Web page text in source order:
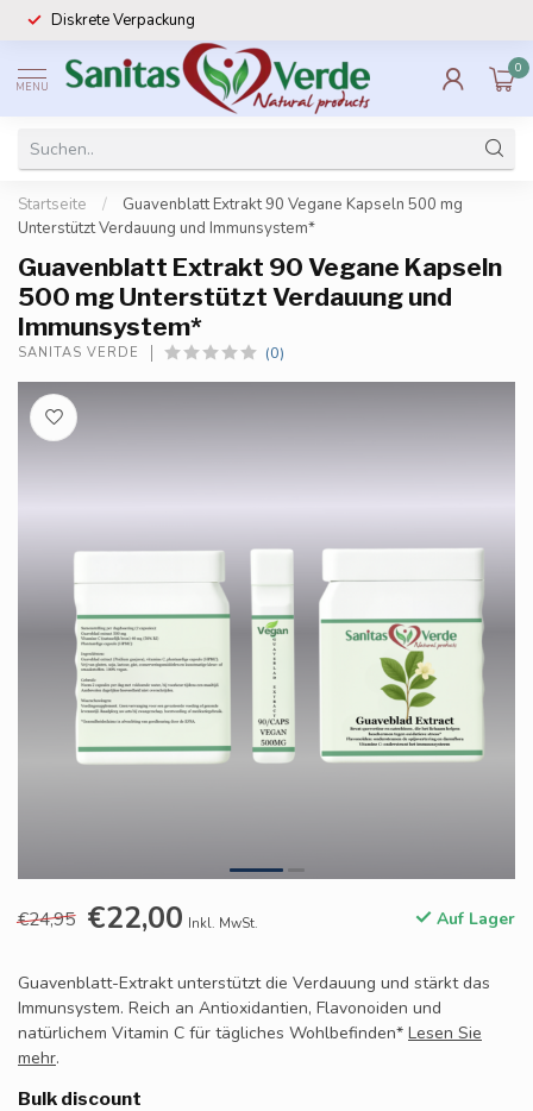
Diskrete Verpackung
MENU
0
Startseite /
Guavenblatt Extrakt 90 Vegane Kapseln 500 mg
Unterstützt Verdauung und Immunsystem*
Guavenblatt Extrakt 90 Vegane Kapseln
500 mg Unterstützt Verdauung und
Immunsystem*
SANITAS VERDE (0)
€24,95 €22,00 Inkl. MwSt. Auf Lager
Guavenblatt-Extrakt unterstützt die Verdauung und stärkt das
Immunsystem. Reich an Antioxidantien, Flavonoiden und
natürlichem Vitamin C für tägliches Wohlbefinden* Lesen Sie
mehr.
Bulk discount